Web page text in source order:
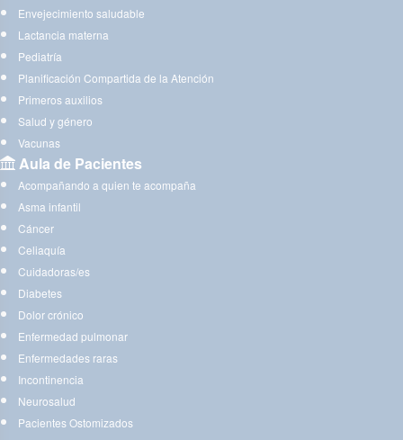
Envejecimiento saludable
Lactancia materna
Pediatría
Planificación Compartida de la Atención
Primeros auxilios
Salud y género
Vacunas
Aula de Pacientes
Acompañando a quien te acompaña
Asma infantil
Cáncer
Celiaquía
Cuidadoras/es
Diabetes
Dolor crónico
Enfermedad pulmonar
Enfermedades raras
Incontinencia
Neurosalud
Pacientes Ostomizados